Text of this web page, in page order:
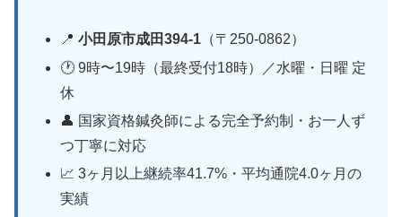
📍小田原市成田394-1 （〒250-0862）
🕐 9時〜19時（最終受付18時）／水曜・日曜 定
休
👤 国家資格鍼灸師による完全予約制・お一人ず
つ丁寧に対応
📈 3ヶ月以上継続率41.7%・平均通院4.0ヶ月の
実績